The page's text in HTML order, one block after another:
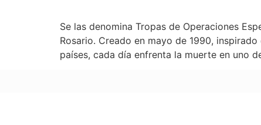
Se las denomina Tropas de Operaciones
Rosario. Creado en mayo de 1990,
países, cada día enfrenta la muerte en uno